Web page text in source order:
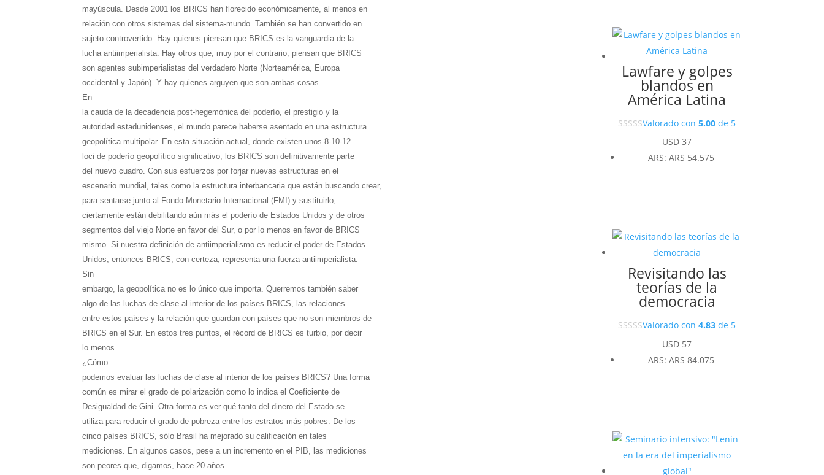
mayúscula. Desde 2001 los BRICS han florecido económicamente, al menos en
relación con otros sistemas del sistema-mundo. También se han convertido en
sujeto controvertido. Hay quienes piensan que BRICS es la vanguardia de la
lucha antiimperialista. Hay otros que, muy por el contrario, piensan que BRICS
son agentes subimperialistas del verdadero Norte (Norteamérica, Europa
occidental y Japón). Y hay quienes arguyen que son ambas cosas.
En
la cauda de la decadencia post-hegemónica del poderío, el prestigio y la
autoridad estadunidenses, el mundo parece haberse asentado en una estructura
geopolítica multipolar. En esta situación actual, donde existen unos 8-10-12
loci de poderío geopolítico significativo, los BRICS son definitivamente parte
del nuevo cuadro. Con sus esfuerzos por forjar nuevas estructuras en el
escenario mundial, tales como la estructura interbancaria que están buscando crear,
para sentarse junto al Fondo Monetario Internacional (FMI) y sustituirlo,
ciertamente están debilitando aún más el poderío de Estados Unidos y de otros
segmentos del viejo Norte en favor del Sur, o por lo menos en favor de BRICS
mismo. Si nuestra definición de antiimperialismo es reducir el poder de Estados
Unidos, entonces BRICS, con certeza, representa una fuerza antiimperialista.
Sin
embargo, la geopolítica no es lo único que importa. Querremos también saber
algo de las luchas de clase al interior de los países BRICS, las relaciones
entre estos países y la relación que guardan con países que no son miembros de
BRICS en el Sur. En estos tres puntos, el récord de BRICS es turbio, por decir
lo menos.
¿Cómo
podemos evaluar las luchas de clase al interior de los países BRICS? Una forma
común es mirar el grado de polarización como lo indica el Coeficiente de
Desigualdad de Gini. Otra forma es ver qué tanto del dinero del Estado se
utiliza para reducir el grado de pobreza entre los estratos más pobres. De los
cinco países BRICS, sólo Brasil ha mejorado su calificación en tales
mediciones. En algunos casos, pese a un incremento en el PIB, las mediciones
son peores que, digamos, hace 20 años.
Lawfare y golpes
blandos en
América Latina
Valorado con5.00 de 5
USD 37
ARS:ARS 54.575
Revisitando las
teorías de la
democracia
Valorado con4.83 de 5
USD 57
ARS:ARS 84.075